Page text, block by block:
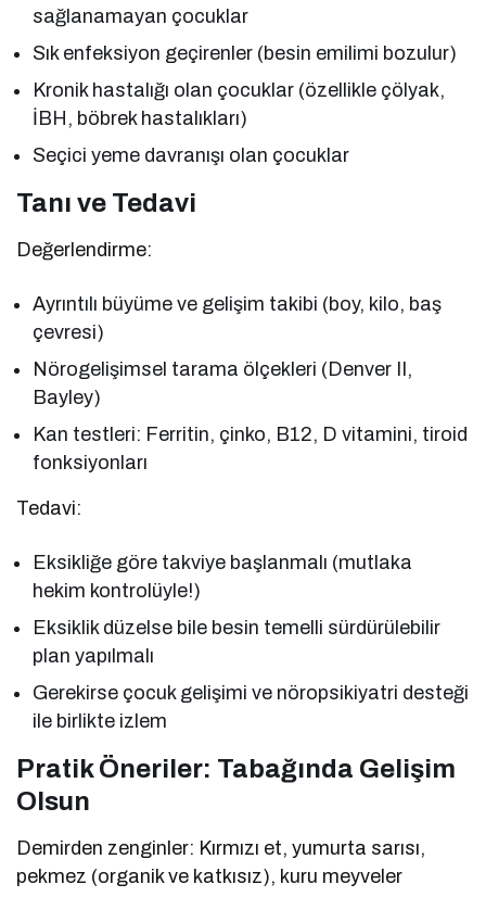
sağlanamayan çocuklar
Sık enfeksiyon geçirenler (besin emilimi bozulur)
Kronik hastalığı olan çocuklar (özellikle çölyak,
İBH, böbrek hastalıkları)
Seçici yeme davranışı olan çocuklar
Tanı ve Tedavi
Değerlendirme:
Ayrıntılı büyüme ve gelişim takibi (boy, kilo, baş
çevresi)
Nörogelişimsel tarama ölçekleri (Denver II,
Bayley)
Kan testleri: Ferritin, çinko, B12, D vitamini, tiroid
fonksiyonları
Tedavi:
Eksikliğe göre takviye başlanmalı (mutlaka
hekim kontrolüyle!)
Eksiklik düzelse bile besin temelli sürdürülebilir
plan yapılmalı
Gerekirse çocuk gelişimi ve nöropsikiyatri desteği
ile birlikte izlem
Pratik Öneriler: Tabağında Gelişim
Olsun
Demirden zenginler: Kırmızı et, yumurta sarısı,
pekmez (organik ve katkısız), kuru meyveler